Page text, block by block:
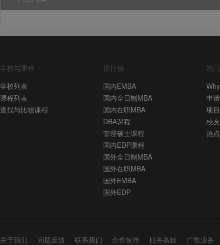
学校与课程
学校列表
课程列表
查找与比较课程
排行榜
国内EMBA
国内全日制MBA
国内在职MBA
DBA课程
管理硕士课程
国内EDP课程
国外全日制MBA
国外在职MBA
国外EMBA
国外EDP
热
申
项
校
热
关于我们 问题反馈 联系我们 合作伙伴 服务条款
广告业务